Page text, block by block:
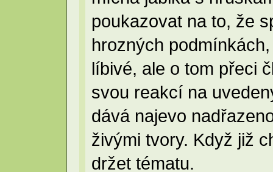
poukazovat na to, že
hrozných
líbivé, ale o tom přeci
svou reakcí na
dává najevo
živými tvory. Když již
držet tématu.